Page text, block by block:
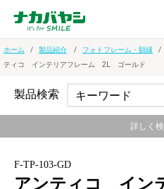
ホーム 製品紹介 フォトフレーム・額縁
ティコ インテリアフレーム 2L ゴールド
F-TP-103-GD
アンティコ イン
製品検索
詳しく